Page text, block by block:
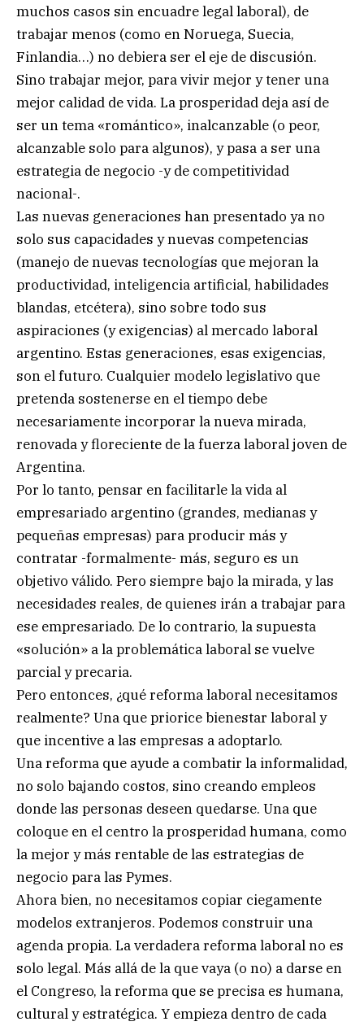
muchos casos sin encuadre legal laboral), de
trabajar menos (como en Noruega, Suecia,
Finlandia…) no debiera ser el eje de discusión.
Sino trabajar mejor, para vivir mejor y tener una
mejor calidad de vida. La prosperidad deja así de
ser un tema «romántico», inalcanzable (o peor,
alcanzable solo para algunos), y pasa a ser una
estrategia de negocio -y de competitividad
nacional-.
Las nuevas generaciones han presentado ya no
solo sus capacidades y nuevas competencias
(manejo de nuevas tecnologías que mejoran la
productividad, inteligencia artificial, habilidades
blandas, etcétera), sino sobre todo sus
aspiraciones (y exigencias) al mercado laboral
argentino. Estas generaciones, esas exigencias,
son el futuro. Cualquier modelo legislativo que
pretenda sostenerse en el tiempo debe
necesariamente incorporar la nueva mirada,
renovada y floreciente de la fuerza laboral joven de
Argentina.
Por lo tanto, pensar en facilitarle la vida al
empresariado argentino (grandes, medianas y
pequeñas empresas) para producir más y
contratar -formalmente- más, seguro es un
objetivo válido. Pero siempre bajo la mirada, y las
necesidades reales, de quienes irán a trabajar para
ese empresariado. De lo contrario, la supuesta
«solución» a la problemática laboral se vuelve
parcial y precaria.
Pero entonces, ¿qué reforma laboral necesitamos
realmente? Una que priorice bienestar laboral y
que incentive a las empresas a adoptarlo.
Una reforma que ayude a combatir la informalidad,
no solo bajando costos, sino creando empleos
donde las personas deseen quedarse. Una que
coloque en el centro la prosperidad humana, como
la mejor y más rentable de las estrategias de
negocio para las Pymes.
Ahora bien, no necesitamos copiar ciegamente
modelos extranjeros. Podemos construir una
agenda propia. La verdadera reforma laboral no es
solo legal. Más allá de la que vaya (o no) a darse en
el Congreso, la reforma que se precisa es humana,
cultural y estratégica. Y empieza dentro de cada